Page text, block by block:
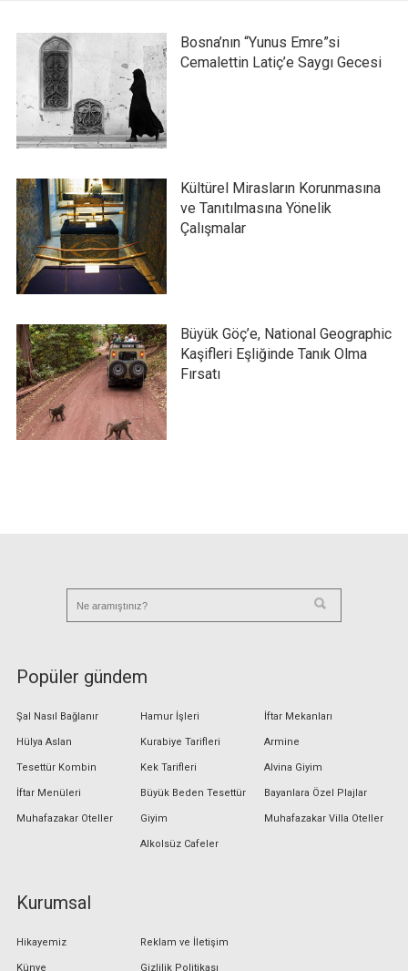
Bosna’nın “Yunus Emre”si
Cemalettin Latiç’e Saygı Gecesi
Kültürel Mirasların Korunmasına
ve Tanıtılmasına Yönelik
Çalışmalar
Büyük Göç’e, National Geographic
Kaşifleri Eşliğinde Tanık Olma
Fırsatı
Popüler gündem
Şal Nasıl Bağlanır
Hülya Aslan
Tesettür Kombin
İftar Menüleri
Muhafazakar Oteller
Hamur İşleri
Kurabiye Tarifleri
Kek Tarifleri
Büyük Beden Tesettür
Giyim
Alkolsüz Cafeler
İftar Mekanları
Armine
Alvina Giyim
Bayanlara Özel Plajlar
Muhafazakar Villa Oteller
Kurumsal
Hikayemiz
Künye
Reklam ve İletişim
Gizlilik Politikası